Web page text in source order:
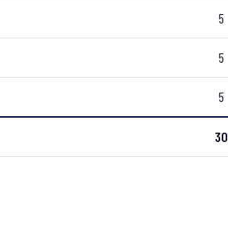
5
5
5
30